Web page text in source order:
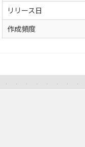
リリース日
作成頻度